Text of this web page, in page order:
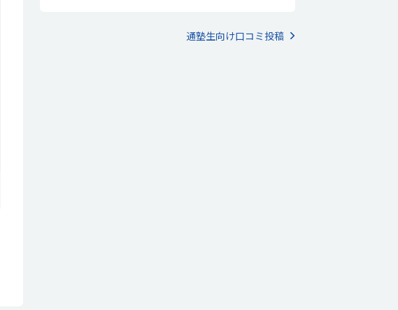
謝、それにプラスブロック代がかかるので、お高め
の習い事です。もう少し授業回数を増やす、または
通塾生向け口コミ投稿